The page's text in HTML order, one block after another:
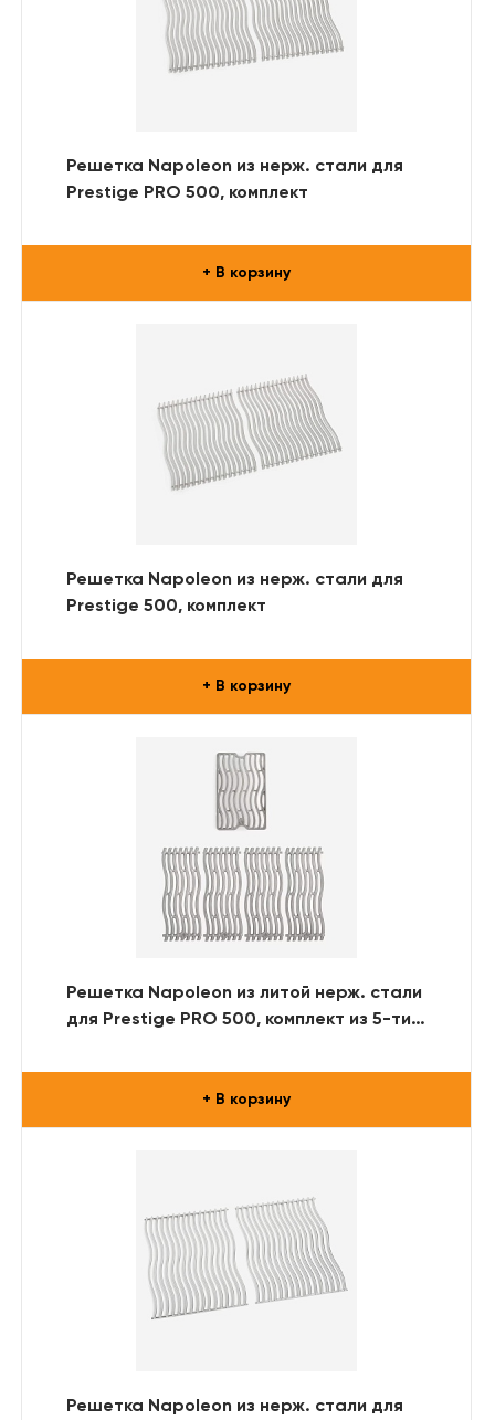
Решетка Napoleon из нерж. стали для
Prestige PRO 500, комплект
+ В корзину
Решетка Napoleon из нерж. стали для
Prestige 500, комплект
+ В корзину
Решетка Napoleon из литой нерж. стали
для Prestige PRO 500, комплект из 5-ти
+ В корзину
Решетка Napoleon из нерж. стали для